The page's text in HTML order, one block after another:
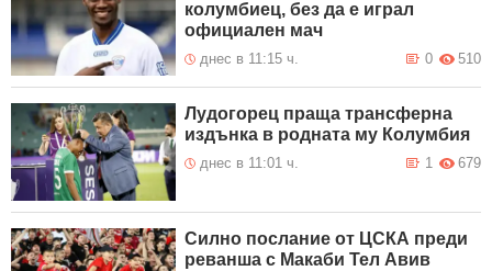
колумбиец, без да е играл
официален мач
днес в 11:15 ч. 510
0
Лудогорец праща трансферна
издънка в родната му Колумбия
днес в 11:01 ч. 679
1
Силно послание от ЦСКА преди
реванша с Макаби Тел Авив